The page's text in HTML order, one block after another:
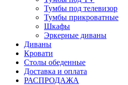
Тумбы под телевизор
Тумбы прикроватные
Шкафы
Эркерные диваны
Диваны
Кровати
Столы обеденные
Доставка и оплата
РАСПРОДАЖА